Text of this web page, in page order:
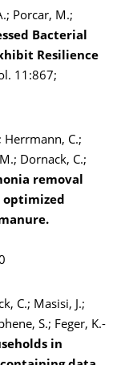
Porcar, M.;
Bacterial
Resilience
11:867;
Herrmann, C.;
Dornack, C.;
removal
optimized
C.; Masisi, J.;
S.; Feger, K.-
in